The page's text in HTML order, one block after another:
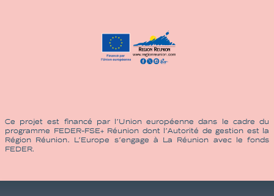
Ce projet est financé par l’Union européenne dans le cadre du
programme FEDER-FSE+ Réunion dont l’Autorité de gestion est la
Région Réunion. L’Europe s’engage à La Réunion avec le fonds
FEDER.